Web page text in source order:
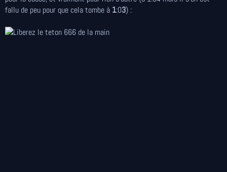
fallu de peu pour que cela tombe à 1:03) :